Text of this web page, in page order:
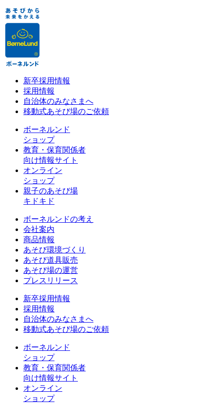
新卒採用情報
採用情報
自治体のみなさまへ
移動式あそび場のご依頼
ボーネルンド
ショップ
教育・保育関係者
向け情報サイト
オンライン
ショップ
親子のあそび場
キドキド
ボーネルンドの考え
会社案内
商品情報
あそび環境づくり
あそび道具販売
あそび場の運営
プレスリリース
新卒採用情報
採用情報
自治体のみなさまへ
移動式あそび場のご依頼
ボーネルンド
ショップ
教育・保育関係者
向け情報サイト
オンライン
ショップ